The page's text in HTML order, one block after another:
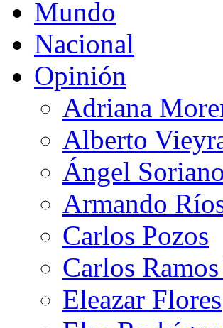
Mundo
Nacional
Opinión
Adriana
Alberto
Ángel Soriano
Armando
Carlos Pozos
Carlos
Eleazar Flores